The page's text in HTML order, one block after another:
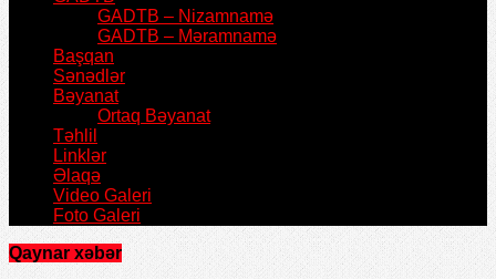
GADTB – Nizamnamə
GADTB – Məramnamə
Başqan
Sənədlər
Bəyanat
Ortaq Bəyanat
Təhlil
Linklər
Əlaqə
Video Galeri
Foto Galeri
Qaynar xəbər